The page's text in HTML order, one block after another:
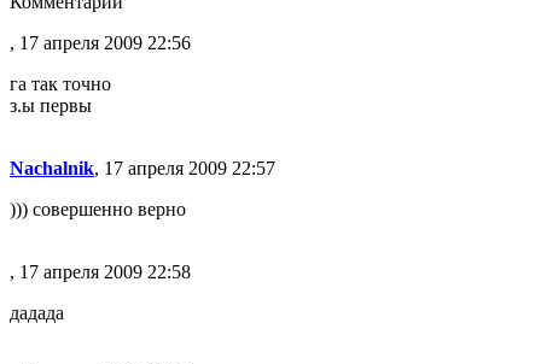
, 17 апреля 2009 22:56
га так точно
з.ы первы
Nachalnik, 17 апреля 2009 22:57
))) совершенно верно
, 17 апреля 2009 22:58
дадада